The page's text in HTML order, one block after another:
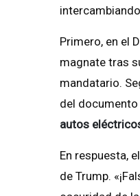
Primero, en el
magnate tras
mandatario.
del
autos
En respuesta,
de Trump.